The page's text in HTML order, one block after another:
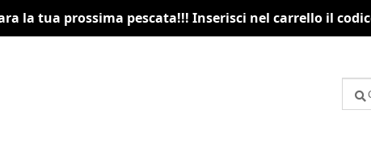
la tua prossima pescata!!! Inserisci nel carrello il